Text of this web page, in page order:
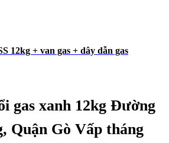
12kg + van gas + dây dẫn gas
gas xanh 12kg Đường
Quận Gò Vấp tháng